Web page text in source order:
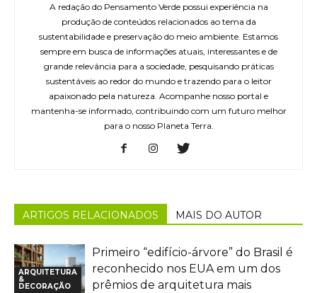
A redação do Pensamento Verde possui experiência na
produção de conteúdos relacionados ao tema da
sustentabilidade e preservação do meio ambiente. Estamos
sempre em busca de informações atuais, interessantes e de
grande relevância para a sociedade, pesquisando práticas
sustentáveis ao redor do mundo e trazendo para o leitor
apaixonado pela natureza. Acompanhe nosso portal e
mantenha-se informado, contribuindo com um futuro melhor
para o nosso Planeta Terra.
ARTIGOS RELACIONADOS MAIS DO AUTOR
ARQUITETURA
&
DECORAÇÃO
Primeiro “edifício-árvore” do Brasil é
reconhecido nos EUA em um dos
prêmios de arquitetura mais